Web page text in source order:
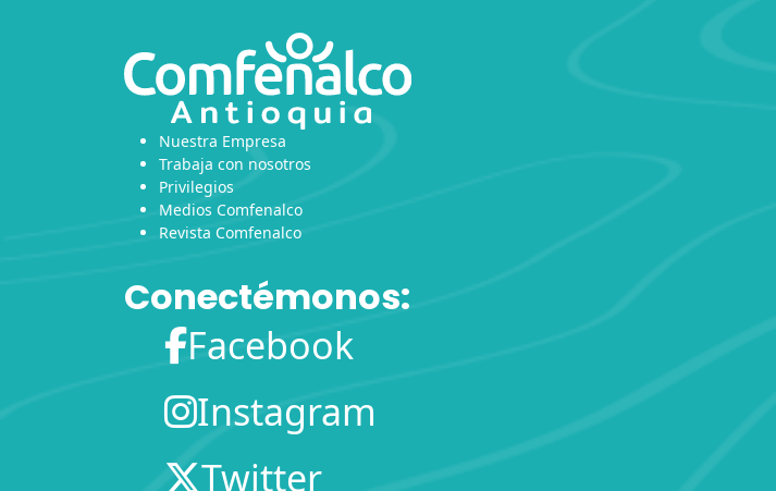
Nuestra Empresa
Trabaja con nosotros
Privilegios
Medios Comfenalco
Revista Comfenalco
Conectémonos:
Facebook
Instagram
Twitter